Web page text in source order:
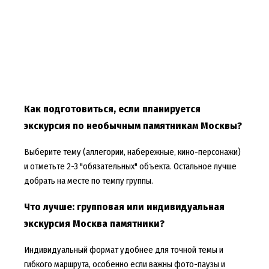
Как подготовиться, если планируется
экскурсия по необычным памятникам Москвы?
Выберите тему (аллегории, набережные, кино-персонажи)
и отметьте 2-3 "обязательных" объекта. Остальное лучше
добрать на месте по темпу группы.
Что лучше: групповая или индивидуальная
экскурсия Москва памятники?
Индивидуальный формат удобнее для точной темы и
гибкого маршрута, особенно если важны фото-паузы и